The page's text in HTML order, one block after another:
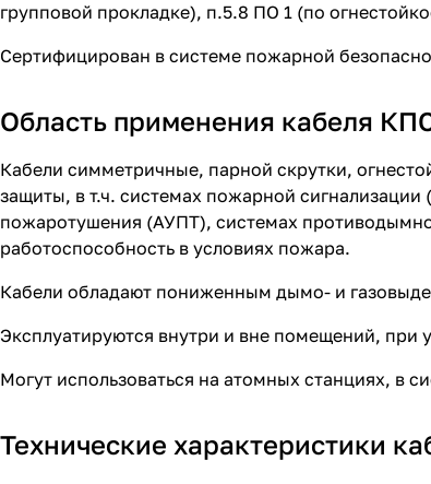
групповой прокладке), п.5.8 ПО 1 (по
Сертифицирован в системе пожарной
Область применения кабеля
Кабели симметричные, парной скрутки,
защиты, в т.ч. системах пожарной
пожаротушения (АУПТ), системах
работоспособность в условиях пожара.
Кабели обладают пониженным дымо- и
Эксплуатируются внутри и вне помещений, при
Могут использоваться на атомных станциях, в
Технические характеристики